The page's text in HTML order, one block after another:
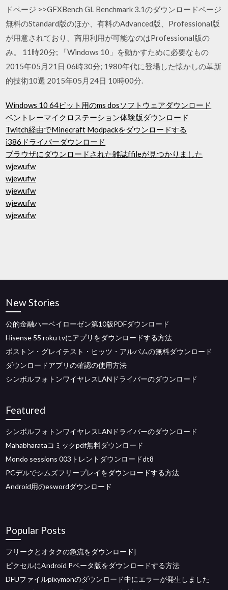
ドページ >>GFXBench GL Benchmark 3.1のダウンロードページ
無料のStandard版のほか、有料のAdvanced版、Professional版
が用意されており、商用利用が可能なのはProfessional版の
み。 11時20分; 「Windows 10」を動かすために必要なもの
2015年05月21日 06時30分; 1980年代に登場した懐かしの革新
的技術10選 2015年05月24日 10時00分.
Windows 10 64ビット用のms dosソフトウェアダウンロード
ベントレーマイクロステーション体験版ダウンロード
Twitch経由でMinecraft Modpackをダウンロードする
i386ドライバーダウンロード
ブラウザにダウンロードされた雑誌ffileが見つかりました
wjewufw
wjewufw
wjewufw
wjewufw
wjewufw
New Stories
公的金融ハーベイローゼン第10版PDFダウンロード
Hisense 55 roku tvにアプリをダウンロードする方法
ボストン・グレイテスト・ヒッツ・アルバムの無料ダウンロード
ダウンロードアプリの確認の使用方法
シンボルフォトンワイヤレスLANドライバーのダウンロード
Featured
シンボルフォトンワイヤレスLANドライバーのダウンロード
Mahabharataコミックpdf無料ダウンロード
Mondo sessions 003トレントダウンロードdt8
PCデルでシムズフリープレイをダウンロードする方法
Android用のeswordダウンロード
Popular Posts
フリークとオタクの急流をダウンロード]
ピクセルにAndroid Pベータ版をダウンロードする方法
DFUファイルpixymonのダウンロード中にエラーが発生しました